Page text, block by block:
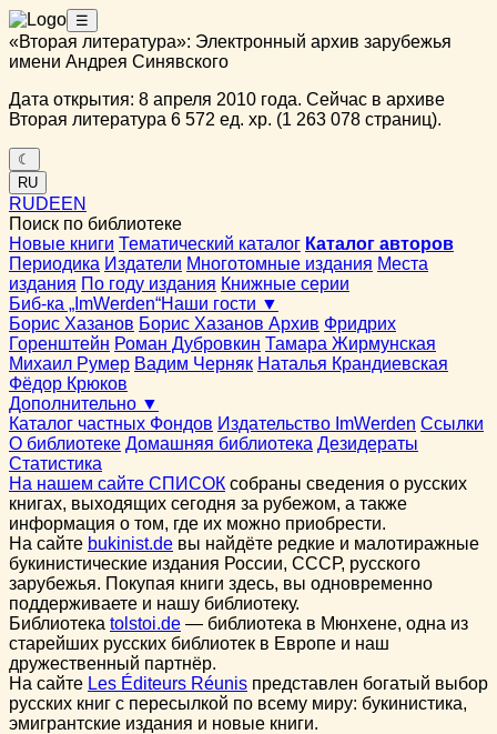
☰
«Вторая литература»: Электронный архив зарубежья
имени Андрея Синявского
Дата открытия: 8 апреля 2010 года. Сейчас в архиве
Вторая литература 6 572 ед. хр. (1 263 078 страниц).
☾
RU
RUDEEN
Поиск по библиотеке
Новые книги Тематический каталог Каталог авторов
Периодика Издатели Многотомные издания Места
издания По году издания Книжные серии
Биб-ка „ImWerden“Наши гости ▼
Борис Хазанов Борис Хазанов Архив Фридрих
Горенштейн Роман Дубровкин Тамара Жирмунская
Михаил Румер Вадим Черняк Наталья Крандиевская
Фёдор Крюков
Дополнительно ▼
Каталог частных Фондов Издательство ImWerden Ссылки
О библиотеке Домашняя библиотека Дезидераты
Статистика
На нашем сайте СПИСОК собраны сведения о русских
книгах, выходящих сегодня за рубежом, а также
информация о том, где их можно приобрести.
На сайте bukinist.de вы найдёте редкие и малотиражные
букинистические издания России, СССР, русского
зарубежья. Покупая книги здесь, вы одновременно
поддерживаете и нашу библиотеку.
Библиотека tolstoi.de — библиотека в Мюнхене, одна из
старейших русских библиотек в Европе и наш
дружественный партнёр.
На сайте Les Éditeurs Réunis представлен богатый выбор
русских книг с пересылкой по всему миру: букинистика,
эмигрантские издания и новые книги.